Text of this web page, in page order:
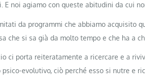
E noi agiamo con queste abitudini da cui
da programmi che abbiamo acquisito
che si sa già da molto tempo e che ha a
ci porta reiteratamente a ricercare e a
psico-evolutivo, ciò perché esso si nutre e